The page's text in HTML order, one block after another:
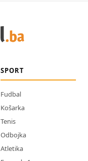
SPORT
Fudbal
Košarka
Tenis
Odbojka
Atletika